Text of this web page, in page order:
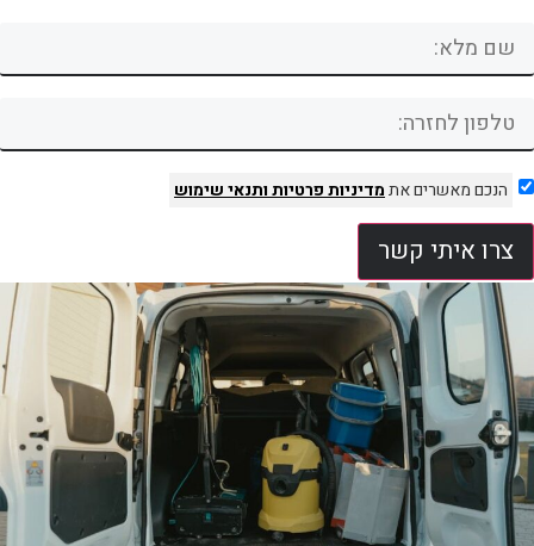
הנכם מאשרים אתמדיניות פרטיותותנאי שימוש
צרו איתי קשר